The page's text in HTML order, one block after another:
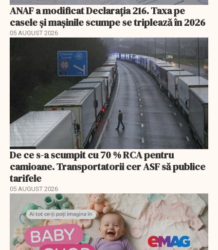
ANAF a modificat Declarația 216. Taxa pe
casele și mașinile scumpe se triplează în 2026
05 AUGUST 2026
De ce s-a scumpit cu 70 % RCA pentru
camioane. Transportatorii cer ASF să publice
tarifele
05 AUGUST 2026